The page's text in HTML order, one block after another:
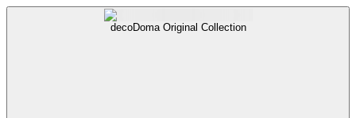
decoDoma Original Collection